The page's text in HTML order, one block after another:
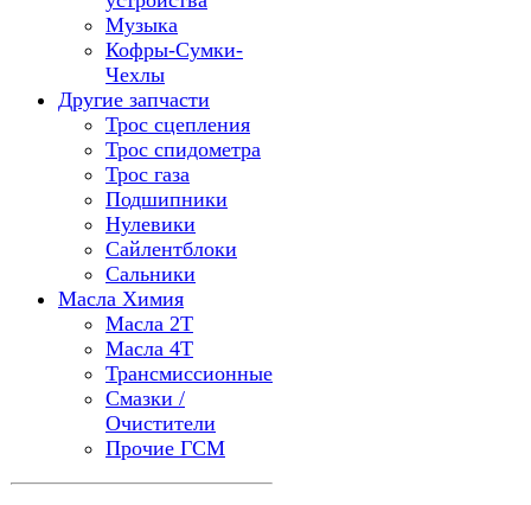
Музыка
Кофры-Сумки-
Чехлы
Другие запчасти
Трос сцепления
Трос спидометра
Трос газа
Подшипники
Нулевики
Сайлентблоки
Сальники
Масла Химия
Масла 2Т
Масла 4Т
Трансмиссионные
Смазки /
Очистители
Прочие ГСМ